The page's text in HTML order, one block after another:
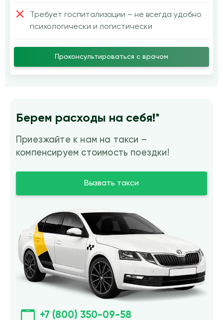
Требует госпитализации – не всегда удобно
психологически и логистически
Проконсультироваться с врачом
Берем расходы на себя!*
Приезжайте к нам на такси –
компенсируем стоимость поездки!
Вызвать такси
+7 (800) 350-09-58